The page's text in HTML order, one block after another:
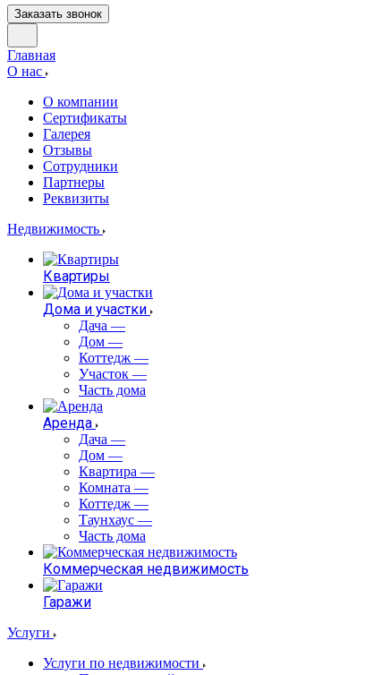
Заказать звонок
Главная
О нас
О компании
Сертификаты
Галерея
Отзывы
Сотрудники
Партнеры
Реквизиты
Недвижимость
Квартиры
Дома и участки
Дача —
Дом —
Коттедж —
Участок —
Часть дома
Аренда
Дача —
Дом —
Квартира —
Комната —
Коттедж —
Таунхаус —
Часть дома
Коммерческая недвижимость
Гаражи
Услуги
Услуги по недвижимости